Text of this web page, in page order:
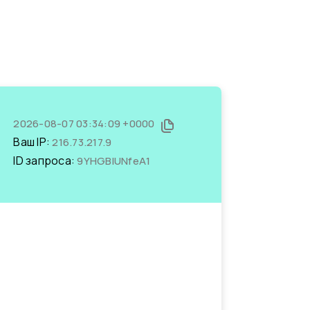
2026-08-07 03:34:09 +0000
Ваш IP:216.73.217.9
ID запроса:9YHGBlUNfeA1